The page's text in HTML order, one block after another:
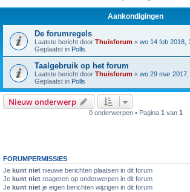
Aankondigingen
De forumregels
Laatste bericht door Thuisforum « wo 14 feb 2018,
Geplaatst in Polls
Taalgebruik op het forum
Laatste bericht door Thuisforum « wo 29 mar 2017,
Geplaatst in Polls
Nieuw onderwerp
0 onderwerpen • Pagina 1 van 1
FORUMPERMISSIES
Je kunt niet nieuwe berichten plaatsen in dit forum
Je kunt niet reageren op onderwerpen in dit forum
Je kunt niet je eigen berichten wijzigen in dit forum